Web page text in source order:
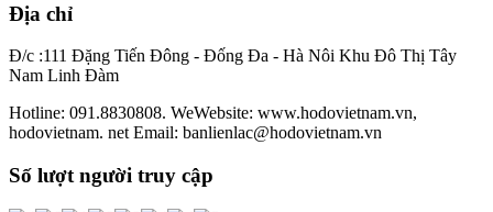
Địa chỉ
Đ/c :111 Đặng Tiến Đông - Đống Đa - Hà Nôi Khu Đô Thị Tây
Nam Linh Đàm
Hotline: 091.8830808. WeWebsite: www.hodovietnam.vn,
hodovietnam. net Email: banlienlac@hodovietnam.vn
Số lượt người truy cập